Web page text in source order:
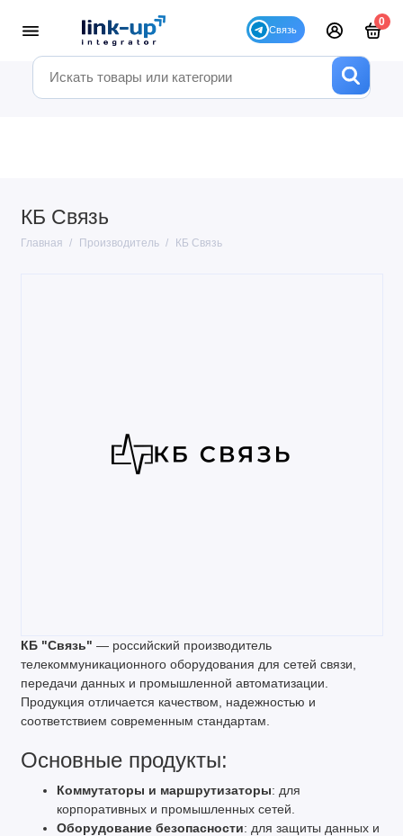
0
КБ Связь
Главная Производитель КБ Связь
КБ "Связь" — российский производитель
телекоммуникационного оборудования для сетей связи,
передачи данных и промышленной автоматизации.
Продукция отличается качеством, надежностью и
соответствием современным стандартам.
Основные продукты:
Коммутаторы и маршрутизаторы: для
корпоративных и промышленных сетей.
Оборудование безопасности: для защиты данных и